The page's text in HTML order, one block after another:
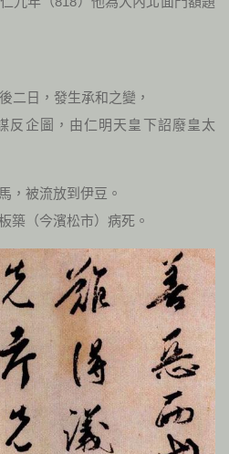
二日，發生承和之變，
反企圖，由仁明天皇下詔廢皇太
，被流放到伊豆。
築（今濱松市）病死。